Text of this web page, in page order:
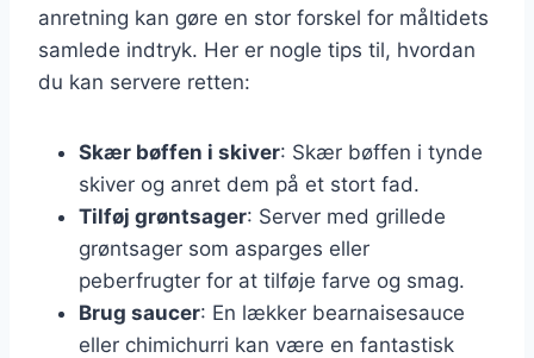
anretning kan gøre en stor forskel for måltidets
samlede indtryk. Her er nogle tips til, hvordan
du kan servere retten:
Skær bøffen i skiver: Skær bøffen i tynde
skiver og anret dem på et stort fad.
Tilføj grøntsager: Server med grillede
grøntsager som asparges eller
peberfrugter for at tilføje farve og smag.
Brug saucer: En lækker bearnaisesauce
eller chimichurri kan være en fantastisk